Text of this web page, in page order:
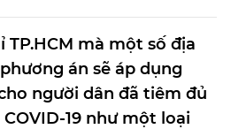
TP.HCM mà một số địa
án sẽ áp dụng
người dân đã tiêm đủ
19 như một loại